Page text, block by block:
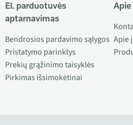
El. parduotuvės
aptarnavimas
Bendrosios pardavimo sąlygos
Pristatymo parinktys
Prekių grąžinimo taisyklės
Pirkimas išsimokėtinai
Apie